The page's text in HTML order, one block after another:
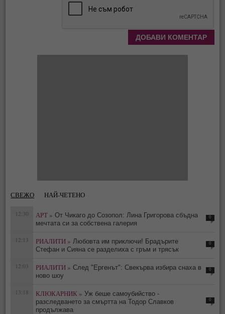
СВЕЖО НАЙ-ЧЕТЕНО
12:30 АРТ » От Чикаго до Созопол: Лина Григорова сбъдна
мечтата си за собствена галерия
0
12:13 РИАЛИТИ » Любовта им приключи! Брадърите
Стефан и Сияна се разделиха с гръм и трясък
0
12:03 РИАЛИТИ » След "Ергенът": Свекърва избира снаха в
ново шоу
0
13:18 КЛЮКАРНИК » Уж беше самоубийство -
разследването за смъртта на Тодор Славков
продължава
0